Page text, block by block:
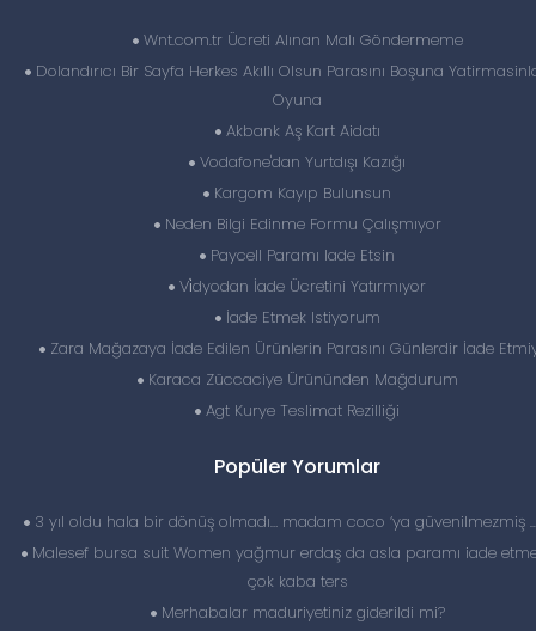
Wnt.com.tr Ücreti Alınan Malı Göndermeme
Dolandırıcı Bir Sayfa Herkes Akıllı Olsun Parasını Boşuna
Oyuna
Akbank Aş Kart Aidatı
Vodafone'dan Yurtdışı Kazığı
Kargom Kayıp Bulunsun
Neden Bilgi Edinme Formu Çalışmıyor
Paycell Paramı Iade Etsin
Vi̇dyodan İade Ücretini Yatırmıyor
İade Etmek Istiyorum
Zara Mağazaya İade Edilen Ürünlerin Parasını Günlerdir İade
Karaca Züccaciye Ürününden Mağdurum
Agt Kurye Teslimat Rezilliği
Popüler Yorumlar
3 yıl oldu hala bir dönüş olmadı… madam coco ‘ya güvenilmezmiş
Malesef bursa suit Women yağmur erdaş da asla paramı iade
çok kaba ters
Merhabalar maduriyetiniz giderildi mi?